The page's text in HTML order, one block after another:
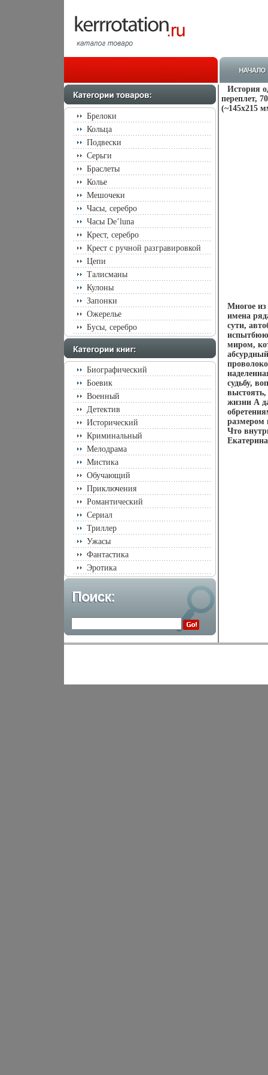
Брелоки
Кольца
Подвески
Серьги
Браслеты
Колье
Мешочеки
Часы, серебро
Часы De’luna
Крест, серебро
Крест с ручной разгравировкой
Цепи
Талисманы
Кулоны
Запонки
Ожерелье
Бусы, серебро
Биографический
Боевик
Военный
Детектив
Исторический
Криминальный
Мелодрама
Мистика
Обучающий
Приключения
Романтический
Сериал
Триллер
Ужасы
Фантастика
Эротика
История
переплет,
(~145х215
Многое из
имена
сути,
миром,
судьбу,
жизни А
размером
Что